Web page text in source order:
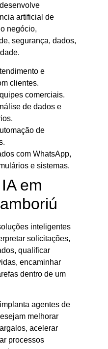
desenvolve
artificial de
negócio,
segurança, dados,
e
clientes.
comerciais.
de dados e
de
com WhatsApp,
e sistemas.
em
inteligentes
solicitações,
qualificar
encaminhar
dentro de um
implanta agentes de
melhorar
acelerar
processos